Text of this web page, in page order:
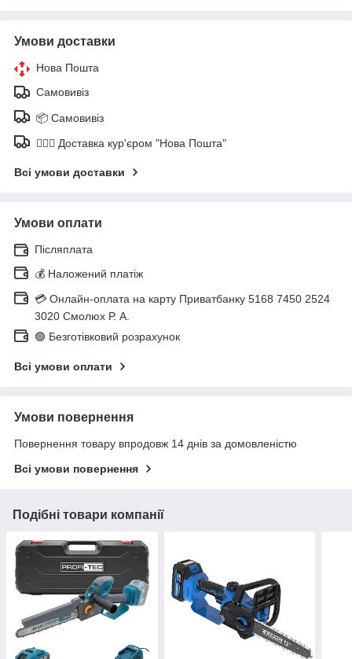
Умови доставки
Нова Пошта
Самовивіз
📦 Самовивіз
🚶🏼‍♂️ Доставка кур'єром "Нова Пошта"
Всі умови доставки
Умови оплати
Післяплата
💰 Наложений платіж
💳 Онлайн-оплата на карту Приватбанку 5168 7450 2524
3020 Смолюх Р. А.
🟢 Безготівковий розрахунок
Всі умови оплати
Умови повернення
Повернення товару впродовж 14 днів за домовленістю
Всі умови повернення
Подібні товари компанії